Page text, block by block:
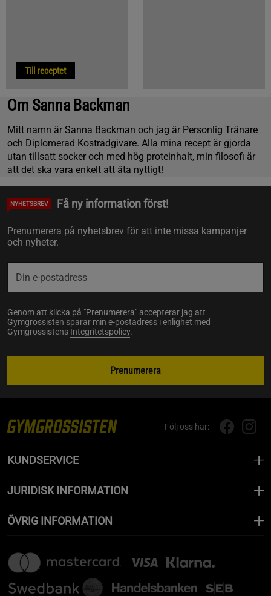
Till receptet
Om Sanna Backman
Mitt namn är Sanna Backman och jag är Personlig Tränare
och Diplomerad Kostrådgivare. Alla mina recept är gjorda
utan tillsatt socker och med hög proteinhalt, min filosofi är
att det ska vara enkelt att äta nyttigt!
NYHETSBREV Få ny information först!
Prenumerera på nyhetsbrev för att inte missa kampanjer
och nyheter.
Genom att klicka på "Prenumerera" accepterar jag att
Gymgrossisten sparar min e-postadress i enlighet med
Gymgrossistens Integritetspolicy.
Prenumerera
Följ oss här:
KUNDSERVICE
JURIDISK INFORMATION
ÖVRIG INFORMATION